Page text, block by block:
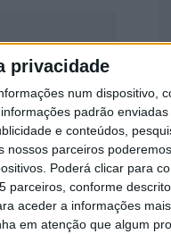
privacidade
num dispositivo,
padrão
e conteúdos,
nossos parceiros
Poderá clicar para
parceiros, conforme
aceder a informações
em atenção que algum
leva
7